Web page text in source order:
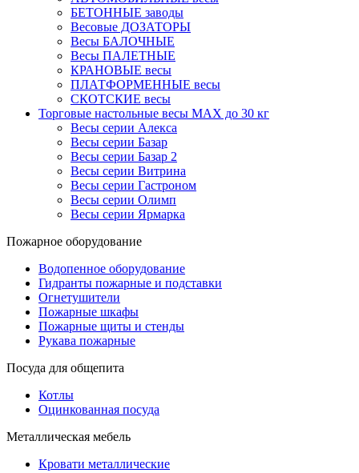
БЕТОННЫЕ заводы
Весовые ДОЗАТОРЫ
Весы БАЛОЧНЫЕ
Весы ПАЛЕТНЫЕ
КРАНОВЫЕ весы
ПЛАТФОРМЕННЫЕ весы
СКОТСКИЕ весы
Торговые настольные весы MAX до 30 кг
Весы серии Алекса
Весы серии Базар
Весы серии Базар 2
Весы серии Витрина
Весы серии Гастроном
Весы серии Олимп
Весы серии Ярмарка
Пожарное оборудование
Водопенное оборудование
Гидранты пожарные и подставки
Огнетушители
Пожарные шкафы
Пожарные щиты и стенды
Рукава пожарные
Посуда для общепита
Котлы
Оцинкованная посуда
Металлическая мебель
Кровати металлические